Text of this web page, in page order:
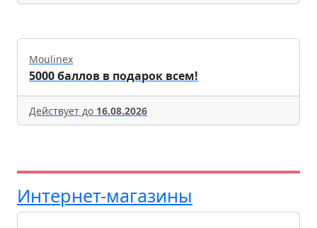
Moulinex
5000 баллов в подарок всем!
Действует до 16.08.2026
Интернет-магазины